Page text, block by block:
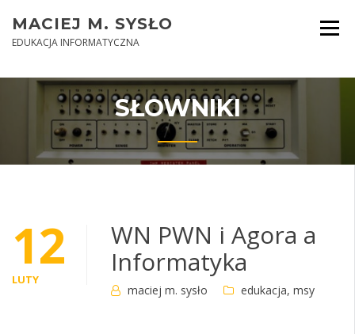
content
MACIEJ M. SYSŁO
EDUKACJA INFORMATYCZNA
SŁOWNIKI
12
LUTY
WN PWN i Agora a
Informatyka
maciej m. sysło edukacja, msy